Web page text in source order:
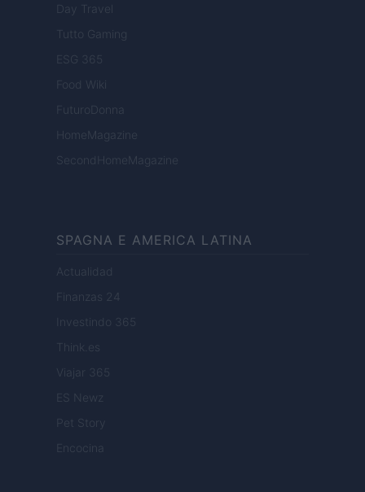
Day Travel
Tutto Gaming
ESG 365
Food Wiki
FuturoDonna
HomeMagazine
SecondHomeMagazine
SPAGNA E AMERICA LATINA
Actualidad
Finanzas 24
Investindo 365
Think.es
Viajar 365
ES Newz
Pet Story
Encocina